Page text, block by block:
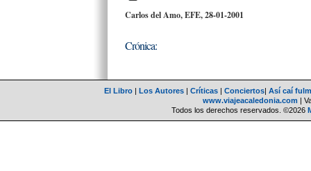
Carlos del Amo, EFE,28-01-2001
Crónica:
El Libro | Los Autores | Críticas | Conciertos| Así caí
www.viajeacaledonia.com |
Todos los derechos reservados. ©2026